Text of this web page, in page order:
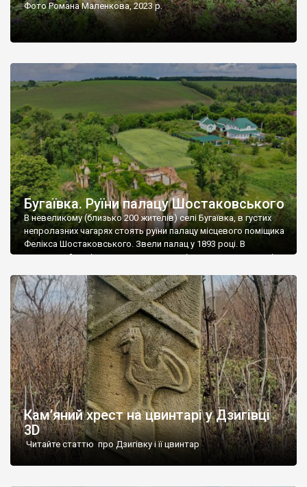
Фото Романа Маленкова, 2023 р.
Бугаївка. Руїни палацу Шостаковського
В невеликому (близько 200 жителів) селі Бугаївка, в густих
непролазних чагарях стоять руїни палацу місцевого поміщика
Фелікса Шостаковського. Звели палац у 1893 році. В
радянський період у ньому спочатку містилася школа, потім
століття тут розмістили туберкульозну лікарню. Коли із
палацу виїхала лікарня – ми точно не […]
Кам’яний хрест на цвинтарі у Дзигівці
3D
Читайте статтю про Дзигівку і її цвинтар